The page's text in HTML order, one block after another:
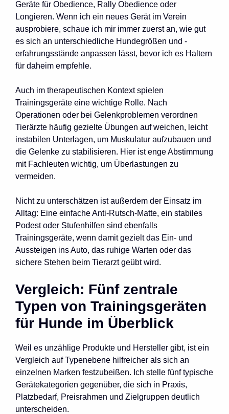
Geräte für Obedience, Rally Obedience oder
Longieren. Wenn ich ein neues Gerät im Verein
ausprobiere, schaue ich mir immer zuerst an, wie gut
es sich an unterschiedliche Hundegrößen und -
erfahrungsstände anpassen lässt, bevor ich es Haltern
für daheim empfehle.
Auch im therapeutischen Kontext spielen
Trainingsgeräte eine wichtige Rolle. Nach
Operationen oder bei Gelenkproblemen verordnen
Tierärzte häufig gezielte Übungen auf weichen, leicht
instabilen Unterlagen, um Muskulatur aufzubauen und
die Gelenke zu stabilisieren. Hier ist enge Abstimmung
mit Fachleuten wichtig, um Überlastungen zu
vermeiden.
Nicht zu unterschätzen ist außerdem der Einsatz im
Alltag: Eine einfache Anti-Rutsch-Matte, ein stabiles
Podest oder Stufenhilfen sind ebenfalls
Trainingsgeräte, wenn damit gezielt das Ein- und
Aussteigen ins Auto, das ruhige Warten oder das
sichere Stehen beim Tierarzt geübt wird.
Vergleich: Fünf zentrale
Typen von Trainingsgeräten
für Hunde im Überblick
Weil es unzählige Produkte und Hersteller gibt, ist ein
Vergleich auf Typenebene hilfreicher als sich an
einzelnen Marken festzubeißen. Ich stelle fünf typische
Gerätekategorien gegenüber, die sich in Praxis,
Platzbedarf, Preisrahmen und Zielgruppen deutlich
unterscheiden.